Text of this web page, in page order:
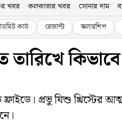
খবর কলকাতার খবর সোনার দাম
কার্ড রেজাল্ট স্কলারশিপ
প্রভু যিশু খ্রিস্টের